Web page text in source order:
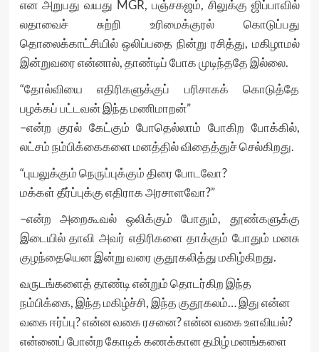
என அறுபது வயது MGR, பஞ்சகஜம், சிலுக்கு ஜிப்பாவில்
லதாவைச் சுற்றி உரிமைக்குரல் கொடுப்பது
தொலைக்காட்சியில் ஒலிப்பதை நின்று ரசித்து, மகிழாமல்
இன்றுவரை என்னால், தாண்டிப் போக முடிந்ததே இல்லை.
“தோல்வியை எதிரிகளுக்குப் பரிசாகக் கொடுத்தே
பழக்கப் பட்டவன் இந்த மணிமாறன்”
–என்ற குரல் கேட்கும் போதெல்லாம் போகிற போக்கில்,
லட்சம் நம்பிக்கைகளை மனத்தில் விதைத்துச் செல்கிறது.
“புயலுக்கும் நெருப்புக்கும் திரை போடவோ?
மக்கள் தீர்ப்புக்கு எதிராக அரசாளவோ?”
–என்ற அறைகூவல் ஒலிக்கும் போதும், தூண்களுக்கு
இடையில் தாவி அவர் எதிரிகளை தாக்கும் போதும் மனசு
குழந்தையென இன்று வரை குதூகலித்து மகிழ்கிறது.
வருடங்களைத் தாண்டி என்றும் தொடர்கிற இந்த
நம்பிக்கை, இந்த மகிழ்ச்சி, இந்த குதூகலம்… இது என்ன
வகை ஈர்ப்பு? என்ன வகை ரசனை? என்ன வகை உளவியல்?
என்னைப் போன்ற கோடிக் கணக்கான தமிழ் மனங்களை